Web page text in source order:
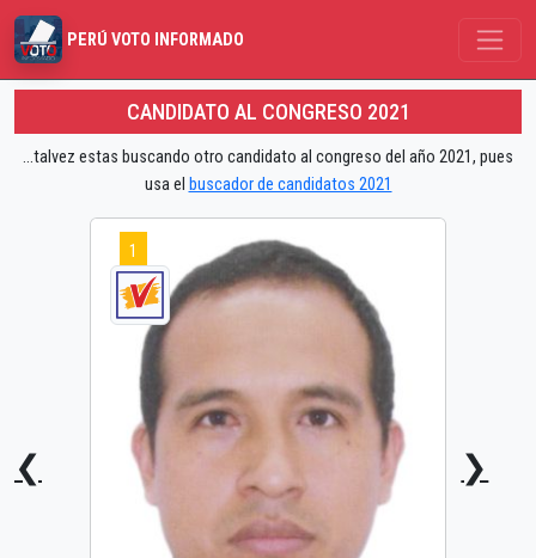
PERÚ VOTO INFORMADO
CANDIDATO AL CONGRESO 2021
...talvez estas buscando otro candidato al congreso del año 2021, pues
usa el buscador de candidatos 2021
❮
1
❯